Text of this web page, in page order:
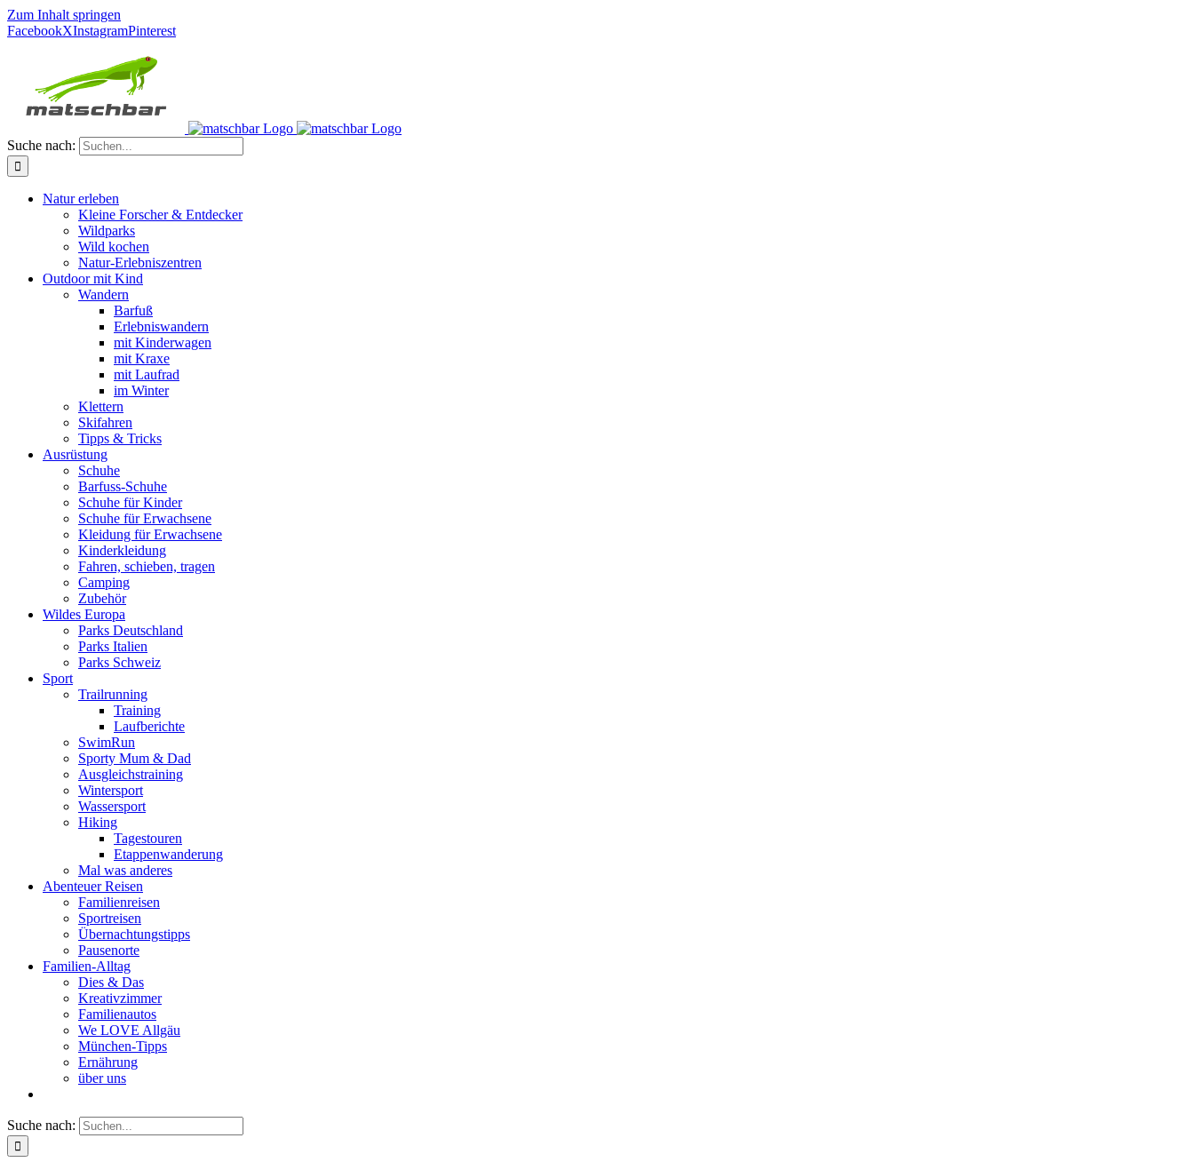
Zum Inhalt springen
FacebookXInstagramPinterest
Suche nach:
Natur erleben
Kleine Forscher & Entdecker
Wildparks
Wild kochen
Natur-Erlebniszentren
Outdoor mit Kind
Wandern
Barfuß
Erlebniswandern
mit Kinderwagen
mit Kraxe
mit Laufrad
im Winter
Klettern
Skifahren
Tipps & Tricks
Ausrüstung
Schuhe
Barfuss-Schuhe
Schuhe für Kinder
Schuhe für Erwachsene
Kleidung für Erwachsene
Kinderkleidung
Fahren, schieben, tragen
Camping
Zubehör
Wildes Europa
Parks Deutschland
Parks Italien
Parks Schweiz
Sport
Trailrunning
Training
Laufberichte
SwimRun
Sporty Mum & Dad
Ausgleichstraining
Wintersport
Wassersport
Hiking
Tagestouren
Etappenwanderung
Mal was anderes
Abenteuer Reisen
Familienreisen
Sportreisen
Übernachtungstipps
Pausenorte
Familien-Alltag
Dies & Das
Kreativzimmer
Familienautos
We LOVE Allgäu
München-Tipps
Ernährung
über uns
Suche nach: